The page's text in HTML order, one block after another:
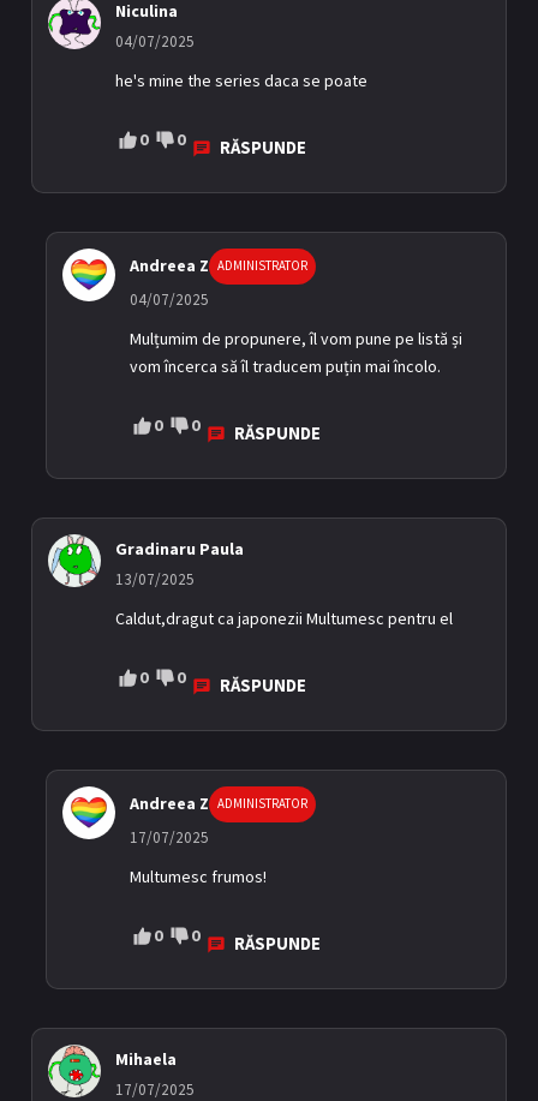
Niculina
04/07/2025
he's mine the series daca se poate
0 0 RĂSPUNDE
Andreea Z ADMINISTRATOR
04/07/2025
Mulțumim de propunere, îl vom pune pe listă și
vom încerca să îl traducem puțin mai încolo.
0 0 RĂSPUNDE
Gradinaru Paula
13/07/2025
Caldut,dragut ca japonezii Multumesc pentru el
0 0 RĂSPUNDE
Andreea Z ADMINISTRATOR
17/07/2025
Multumesc frumos!
0 0 RĂSPUNDE
Mihaela
17/07/2025